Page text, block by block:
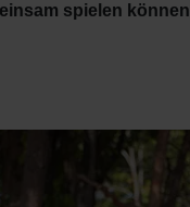
spielen können